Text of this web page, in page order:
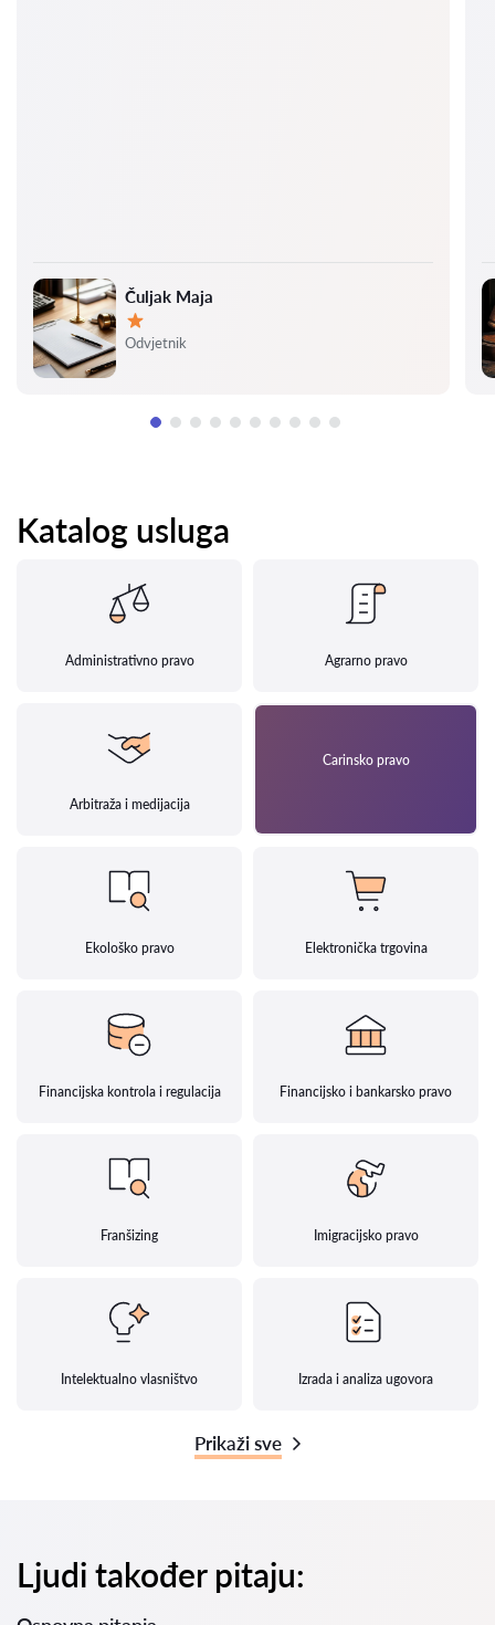
Čuljak Maja
Ocjena:
Odvjetnik
Katalog usluga
Administrativno pravo Agrarno pravo
Arbitraža i medijacija
Carinsko pravo
Ekološko pravo Elektronička trgovina
Financijska kontrola i regulacija Financijsko i bankarsko pravo
Franšizing Imigracijsko pravo
Intelektualno vlasništvo Izrada i analiza ugovora
Prikaži sve
Ljudi također pitaju: